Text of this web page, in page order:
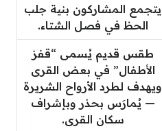
يتجمع المشاركون بنية جلب
الحظ في فصل الشتاء.
طقس قديم يُسمى “قفز
الأطفال” في بعض القرى
ويهدف لطرد الأرواح الشريرة
— يُمارَس بحذر وبإشراف
سكان القرى.